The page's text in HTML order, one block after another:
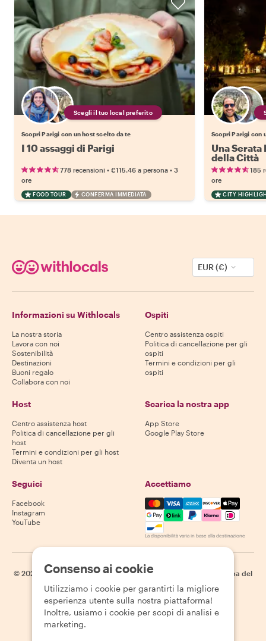
Scegli il tuo local preferito
Scopri Parigi con un host scelto da te
I 10 assaggi di Parigi
778 recensioni • €115.46 a persona • 3
ore
FOOD TOUR CONFERMA IMMEDIATA
Scopri Parigi con
Una Serata
della Città
185
ore
CITY
EUR (€)
Informazioni su Withlocals
La nostra storia
Lavora con noi
Sostenibilità
Destinazioni
Buoni regalo
Collabora con noi
Ospiti
Centro assistenza ospiti
Politica di cancellazione per gli
ospiti
Termini e condizioni per gli
ospiti
Host
Centro assistenza host
Politica di cancellazione per gli
host
Termini e condizioni per gli host
Diventa un host
Scarica la nostra app
App Store
Google Play Store
Seguici
Facebook
Instagram
YouTube
Accettiamo
Mastercard, Visa, Amex,
La disponibilità varia in base alla destinazione
© 2026 Withlocals.com | Informativa sulla privacy
Mappa del
Consenso ai cookie
Utilizziamo i cookie per garantirti la migliore
esperienza utente sulla nostra piattaforma!
Inoltre, usiamo i cookie per scopi di analisi e
marketing.